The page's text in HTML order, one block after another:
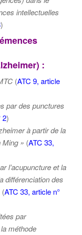
intellectuelles
)
:
(ATC 9, article
par des punctures
2)
à partir de la
Ming » (ATC 33,
l’acupuncture et la
différenciation des
(ATC 33, article n°
par
méthode